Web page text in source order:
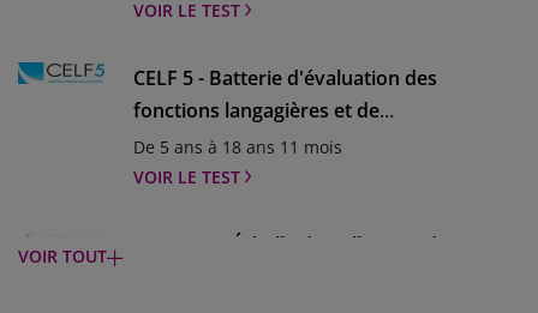
completLa WAIS-5 arrive en 2026 : la batterie de
de 60 ans, la WAIS constitue la batterie de
référence pour l’évaluation des capacités
cognitives de l’adulte. Avec la WAIS-5, cet outil
indispensable évolue pour s’adapter aux
être informé en priorité des actualités, du
VOIR LE TEST
CELF 5 - Batterie d'évaluation des
fonctions langagières et de
communication
De 5 ans à 18 ans 11 mois
VOIR LE TEST
WPPSI-IV - Échelle d'intelligence de
VOIR TOUT